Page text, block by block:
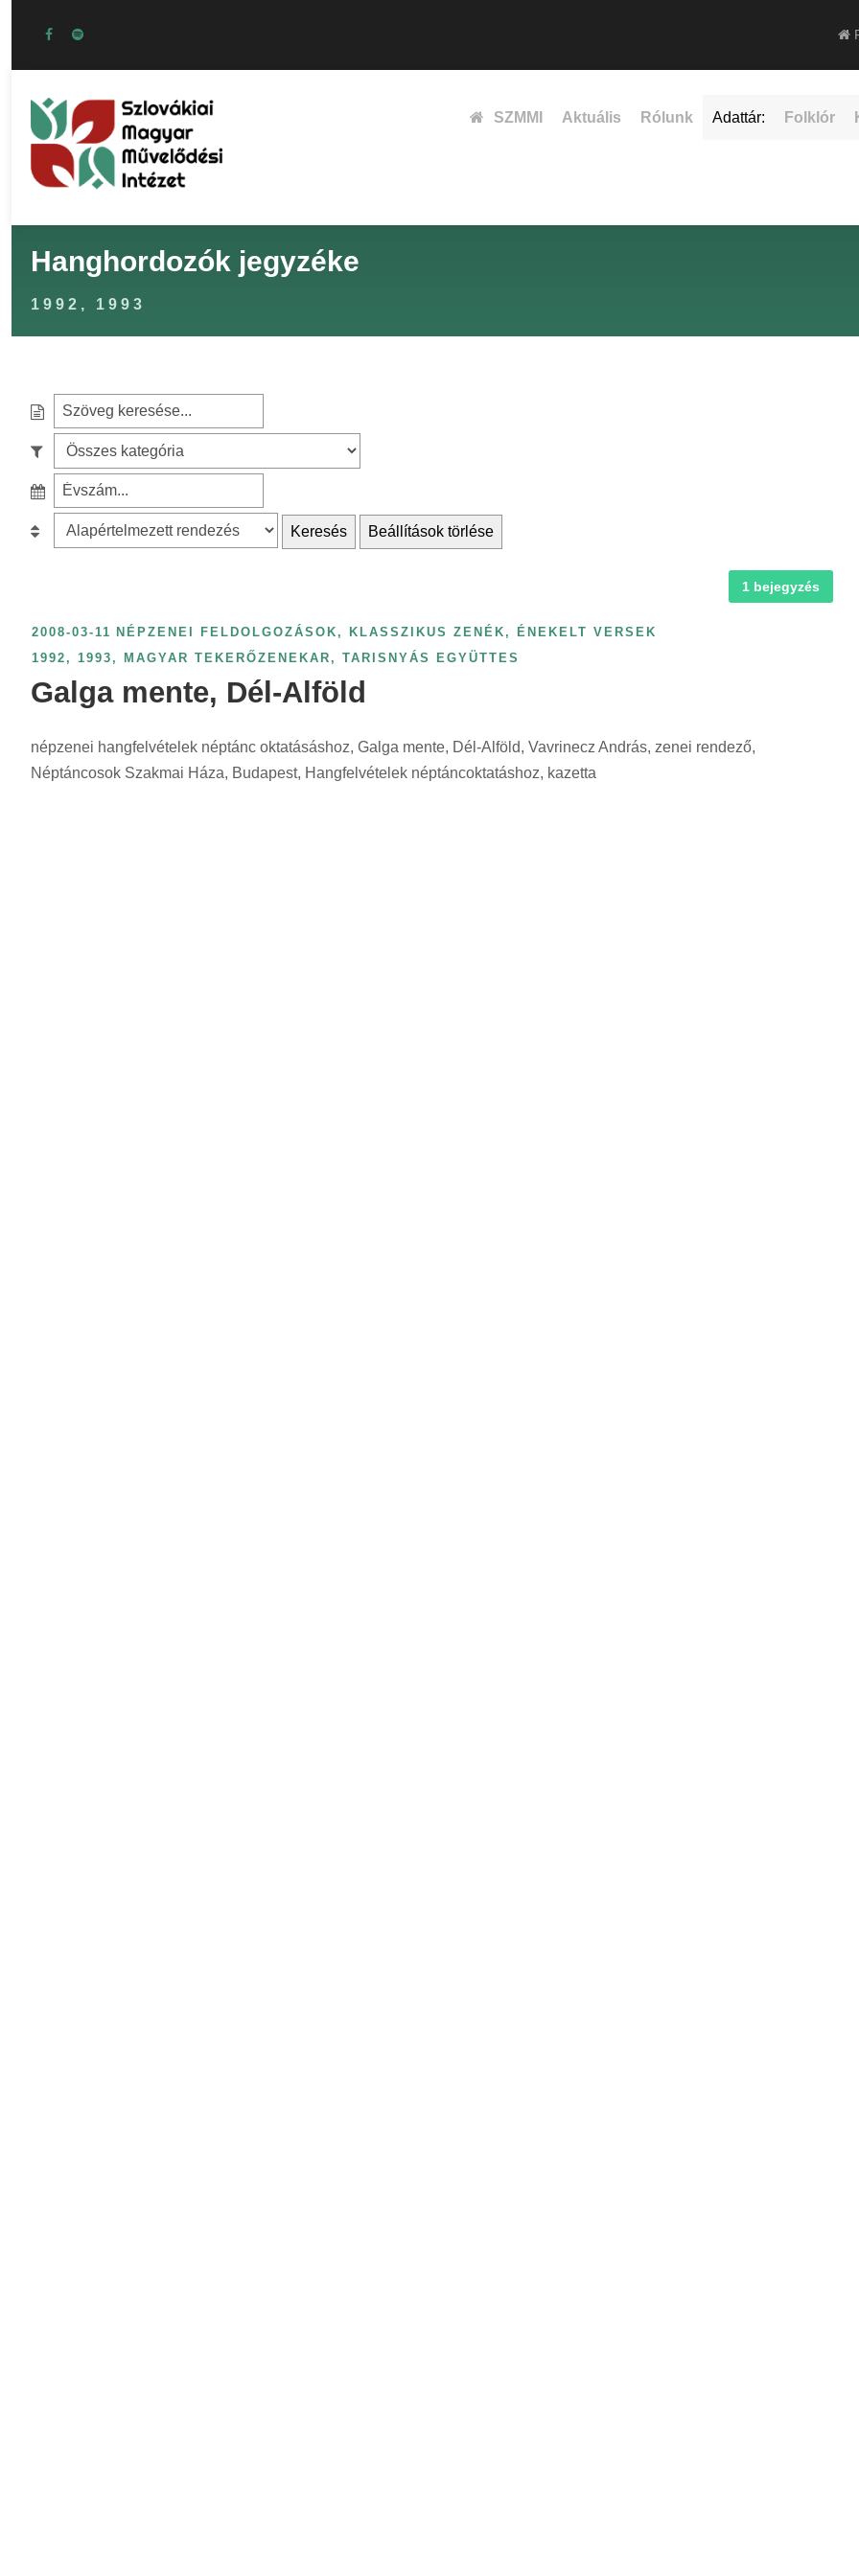
SZMMI Aktuális Rólunk Adattár: Folklór
Hanghordozók jegyzéke
1992, 1993
e
c
:
z
é
a
t
g
r
i
z
é
v
s
á
m
e
r
o
á
:
Keresés Beállítások törlése
1 bejegyzés
2008-03-11 NÉPZENEI FELDOLGOZÁSOK, KLASSZIKUS ZENÉK, ÉNEKELT VERSEK
1992, 1993 , MAGYAR TEKERŐZENEKAR , TARISNYÁS EGYÜTTES
Galga mente, Dél-Alföld
népzenei hangfelvételek néptánc oktatásáshoz, Galga mente, Dél-Alföld, Vavrinecz András, zenei rendező,
Néptáncosok Szakmai Háza, Budapest, Hangfelvételek néptáncoktatáshoz, kazetta